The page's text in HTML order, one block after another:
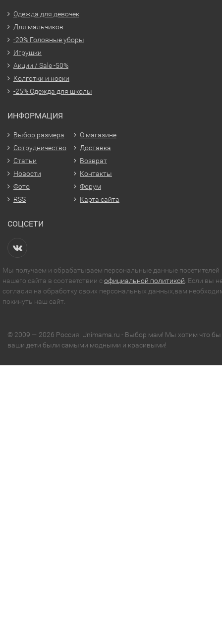
Одежда для девочек
Для мальчиков
-20% Головные уборы
Игрушки
Акции / Sale -50%
Колготки и носки
-25% Одежда для школы
ИНФОРМАЦИЯ
Выбор размера
Сотрудничество
Статьи
Новости
Фото
RSS
О магазине
Доставка
Возврат
Контакты
Форум
Карта сайта
СОЦСЕТИ
Мы получаем и обрабатываем персональные данные посетителей
нашего сайта в соответствии софициальной политикой . Если вы
согласия на обработку своих персональных данных,вам
покинуть наш сайт.
© 2009 — 2026 Россия. Unimama.ru - Выбор мам! Мы хотим что бы
ваши дети были самыми модными и красивыми!